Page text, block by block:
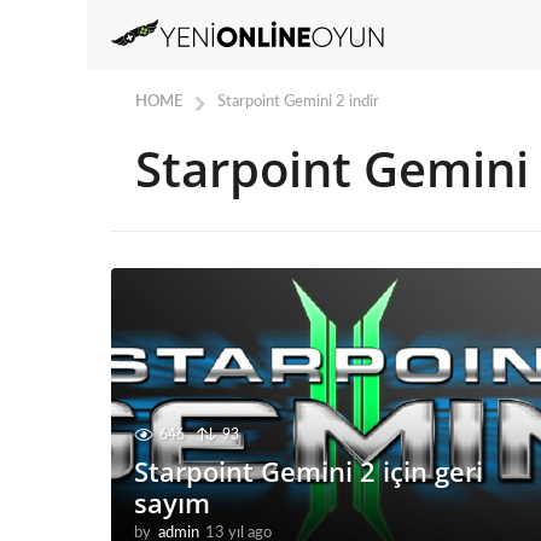
HOME Starpoint Gemini 2 indir
Starpoint
646 93
Starpoint Gemini 2 için geri
sayım
by admin 13 yıl ago